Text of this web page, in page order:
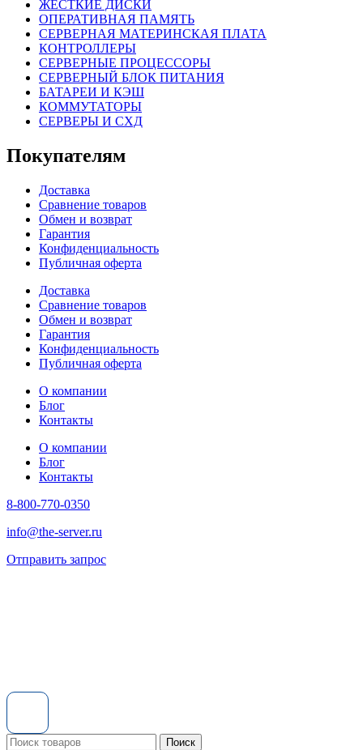
ЖЕСТКИЕ ДИСКИ
ОПЕРАТИВНАЯ ПАМЯТЬ
СЕРВЕРНАЯ МАТЕРИНСКАЯ ПЛАТА
КОНТРОЛЛЕРЫ
СЕРВЕРНЫЕ ПРОЦЕССОРЫ
СЕРВЕРНЫЙ БЛОК ПИТАНИЯ
БАТАРЕИ И КЭШ
КОММУТАТОРЫ
СЕРВЕРЫ И СХД
Покупателям
Доставка
Сравнение товаров
Обмен и возврат
Гарантия
Конфиденциальность
Публичная оферта
Доставка
Сравнение товаров
Обмен и возврат
Гарантия
Конфиденциальность
Публичная оферта
О компании
Блог
Контакты
О компании
Блог
Контакты
8-800-770-0350
info@the-server.ru
Отправить запрос
Поиск